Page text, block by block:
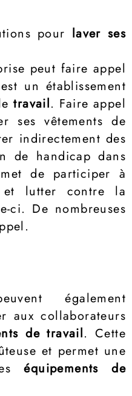
pour laver ses
peut faire appel
un établissement
travail. Faire appel
ses vêtements de
indirectement des
de handicap dans
de participer à
et lutter contre la
ci. De nombreuses
également
aux collaborateurs
de travail. Cette
et permet une
équipements de